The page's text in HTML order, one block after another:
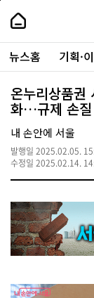
본
로
가
내
손
안
에
서
울
-
서
울
시
대
표
소
통
포
주
요
서
뉴스홈 기획·
온누리상품권
화…규제 손질
내 손안에 서울
발행일 2025.02.05.
수정일 2025.02.14.
페
상
단
로